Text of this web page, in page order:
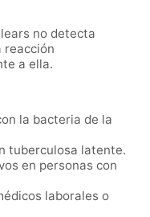
no detecta
reacción
a ella.
la bacteria de la
tuberculosa latente.
en personas con
laborales o